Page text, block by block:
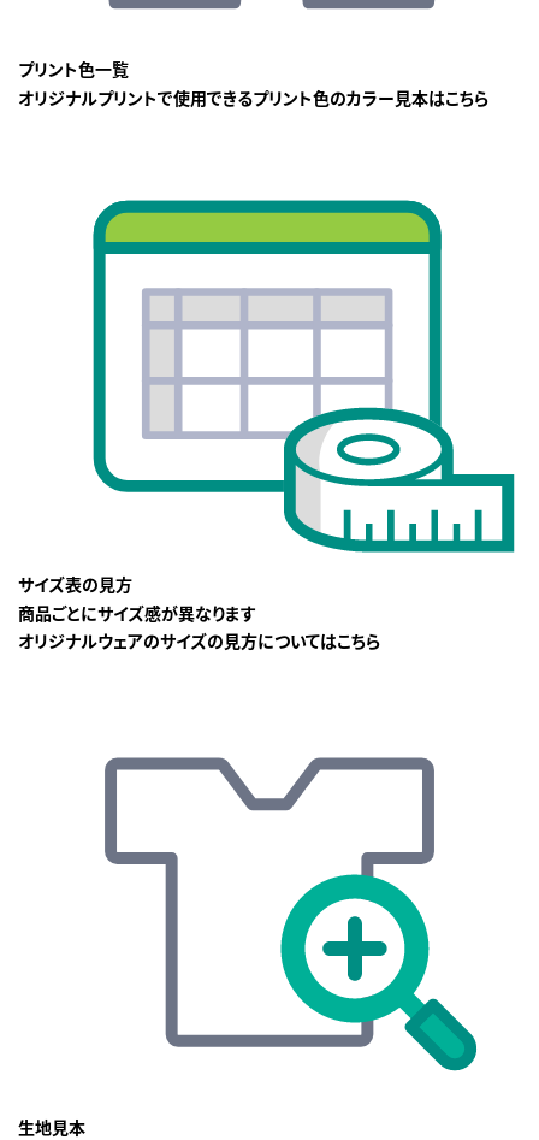
プリント色一覧
オリジナルプリントで使用できるプリント色のカラー見本はこちら
サイズ表の見方
商品ごとにサイズ感が異なります
オリジナルウェアのサイズの見方についてはこちら
生地見本